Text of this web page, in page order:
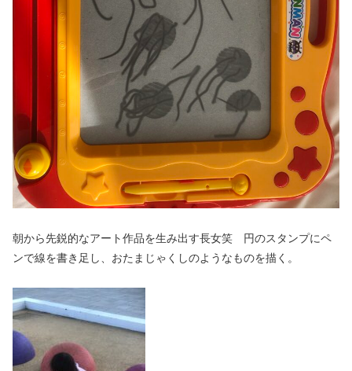
朝から先鋭的なアート作品を生み出す長女笑 円のスタンプにペ
ンで線を書き足し、おたまじゃくしのようなものを描く。